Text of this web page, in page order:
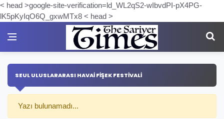
< head >google-site-verification=ld_WL2qS2-wIbvdPI-pX4PG-
lK5pKyIqO6Q_gxwMTx8 < head >
SEUL ULUSLARARASI HAVAI FIŞEK FESTIVALI
Yazı bulunamadı...